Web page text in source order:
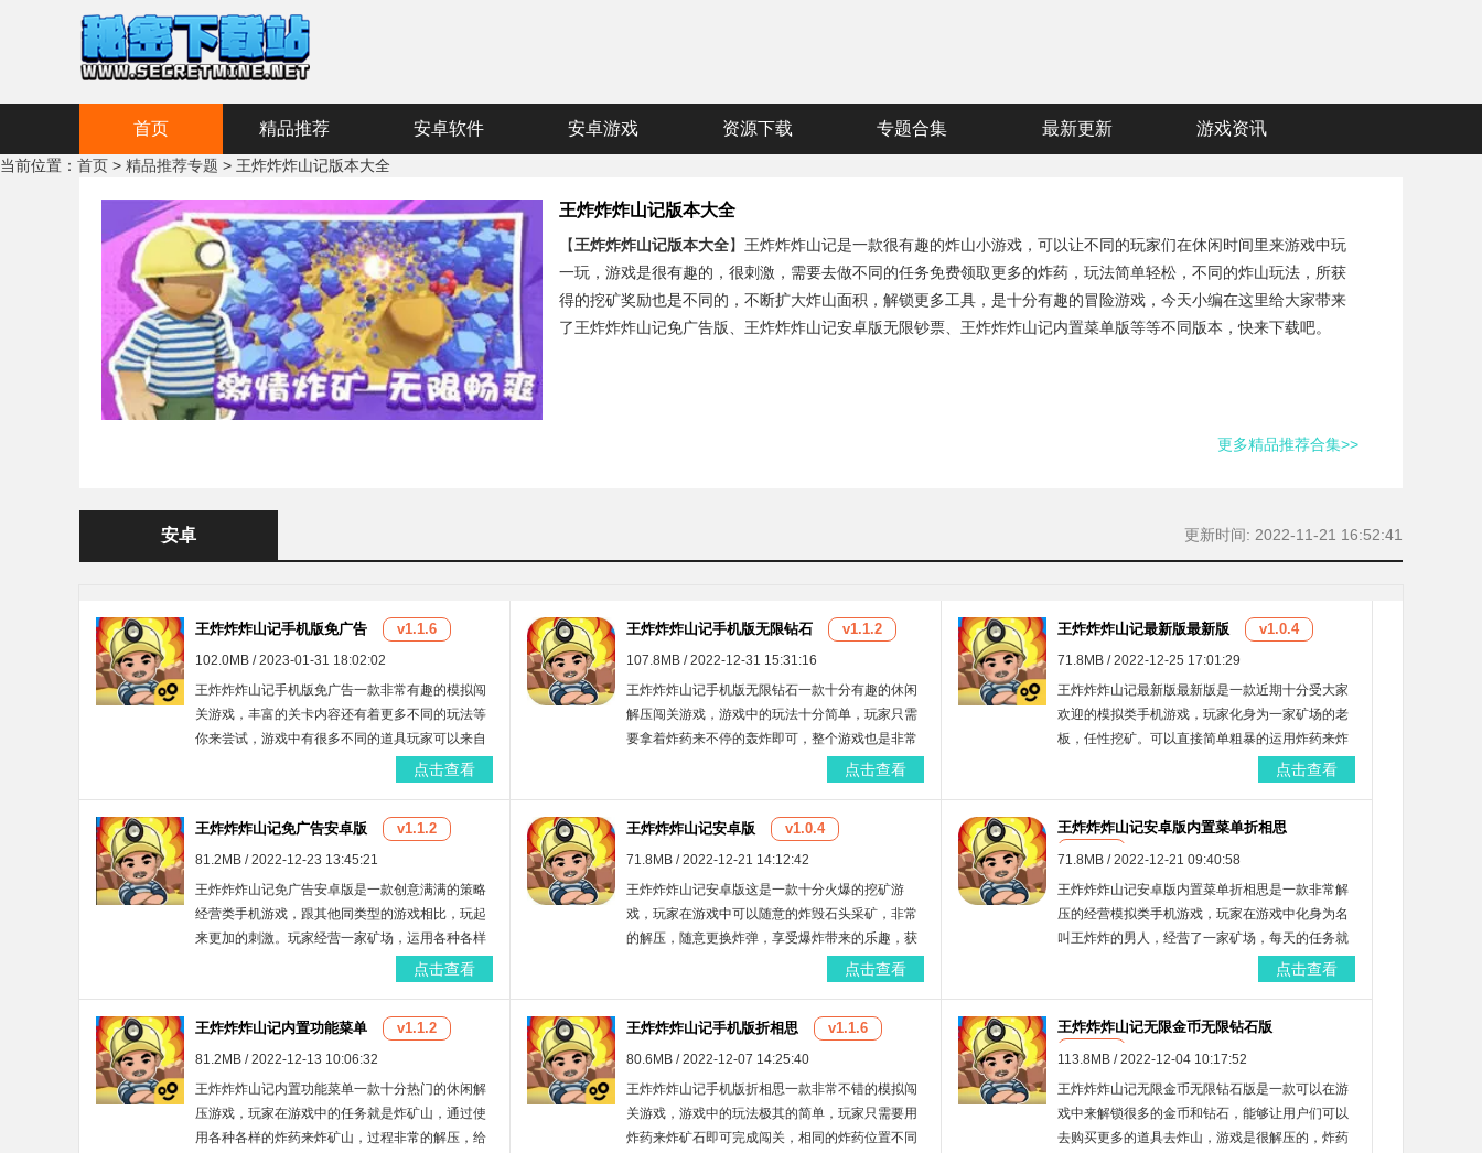
首页 精品推荐 安卓软件 安卓游戏 资源下载 专题合集 最新更新 游戏资讯
当前位置： 首页 > 精品推荐专题 > 王炸炸炸山记版本大全
王炸炸炸山记版本大全
【王炸炸炸山记版本大全】王炸炸炸山记是一款很有趣的炸山小游戏，可以让不同的玩家们在休闲时间里来游戏中玩
一玩，游戏是很有趣的，很刺激，需要去做不同的任务免费领取更多的炸药，玩法简单轻松，不同的炸山玩法，所获
得的挖矿奖励也是不同的，不断扩大炸山面积，解锁更多工具，是十分有趣的冒险游戏，今天小编在这里给大家带来
了王炸炸炸山记免广告版、王炸炸炸山记安卓版无限钞票、王炸炸炸山记内置菜单版等等不同版本，快来下载吧。
更多精品推荐合集>>
安卓 更新时间: 2022-11-21 16:52:41
王炸炸炸山记手机版免广告 v1.1.6
102.0MB / 2023-01-31 18:02:02
王炸炸炸山记手机版免广告一款非常有趣的模拟闯
关游戏，丰富的关卡内容还有着更多不同的玩法等
你来尝试，游戏中有很多不同的道具玩家可以来自
由的体验，手机版模式可以快速的体验更多内容，
点击查看
王炸炸炸山记手机版无限钻石 v1.1.2
107.8MB / 2022-12-31 15:31:16
王炸炸炸山记手机版无限钻石一款十分有趣的休闲
解压闯关游戏，游戏中的玩法十分简单，玩家只需
要拿着炸药来不停的轰炸即可，整个游戏也是非常
的解压，手机版无限钻石能够让玩家来随意的购买
点击查看
王炸炸炸山记最新版最新版 v1.0.4
71.8MB / 2022-12-25 17:01:29
王炸炸炸山记最新版最新版是一款近期十分受大家
欢迎的模拟类手机游戏，玩家化身为一家矿场的老
板，任性挖矿。可以直接简单粗暴的运用炸药来炸
山，把地下的宝贝全部都挖掘出来，让自己的收益
大大提高。体验游戏，尽情释放轰炸吧！
点击查看
王炸炸炸山记免广告安卓版 v1.1.2
81.2MB / 2022-12-23 13:45:21
王炸炸炸山记免广告安卓版是一款创意满满的策略
经营类手机游戏，跟其他同类型的游戏相比，玩起
来更加的刺激。玩家经营一家矿场，运用各种各样
的威力炸药，把地下世界炸的寸草不生，给玩家带
来超凡的解压体验。绚丽多彩的画面也是很不错的
点击查看
王炸炸炸山记安卓版 v1.0.4
71.8MB / 2022-12-21 14:12:42
王炸炸炸山记安卓版这是一款十分火爆的挖矿游
戏，玩家在游戏中可以随意的炸毁石头采矿，非常
的解压，随意更换炸弹，享受爆炸带来的乐趣，获
得的金币可以用来升级各种设置，提高各种挖掘效
率，游戏目前已经安卓了，玩家们可以随意的使用
验游戏的乐趣 了。超多炸弹等你来体验！
点击查看
王炸炸炸山记安卓版内置菜单折相思
v1.0.4
71.8MB / 2022-12-21 09:40:58
王炸炸炸山记安卓版内置菜单折相思是一款非常解
压的经营模拟类手机游戏，玩家在游戏中化身为名
叫王炸炸的男人，经营了一家矿场，每天的任务就
是炸矿山，挖掘更多的宝物来让自己盈利。还有多
种多样的人物皮肤和道具可以选哦！
点击查看
王炸炸炸山记内置功能菜单 v1.1.2
81.2MB / 2022-12-13 10:06:32
王炸炸炸山记内置功能菜单一款十分热门的休闲解
压游戏，玩家在游戏中的任务就是炸矿山，通过使
用各种各样的炸药来炸矿山，过程非常的解压，给
王炸炸炸山记手机版折相思 v1.1.6
80.6MB / 2022-12-07 14:25:40
王炸炸炸山记手机版折相思一款非常不错的模拟闯
关游戏，游戏中的玩法极其的简单，玩家只需要用
炸药来炸矿石即可完成闯关，相同的炸药位置不同
王炸炸炸山记无限金币无限钻石版
v1.1.0
113.8MB / 2022-12-04 10:17:52
王炸炸炸山记无限金币无限钻石版是一款可以在游
戏中来解锁很多的金币和钻石，能够让用户们可以
去购买更多的道具去炸山，游戏是很解压的，炸药